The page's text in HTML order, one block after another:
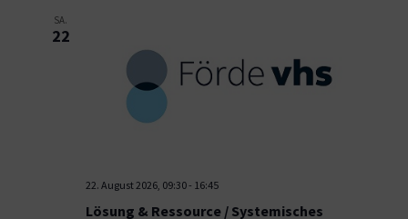
SA.
22
22. August 2026, 09:30- 16:45
Lösung & Ressource / Systemisches